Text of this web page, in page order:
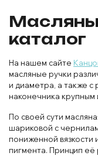
каталог
На нашем сайте
масляные ручки
и диаметра, а также
наконечника
По своей сути
шариковой с
пониженной вязкости
пигмента. Принцип её